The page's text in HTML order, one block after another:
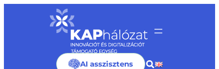
AI asszisztens